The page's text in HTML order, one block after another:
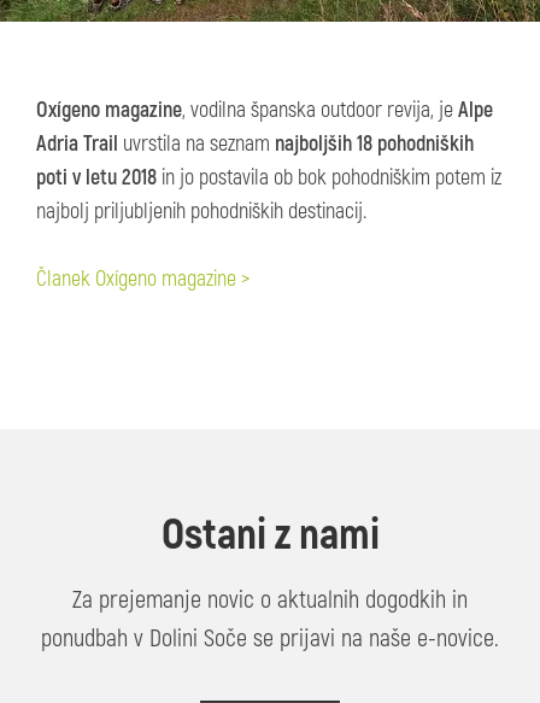
Oxígeno magazine, vodilna španska outdoor revija, jeAlpe
Adria Trail uvrstila na seznam najboljših 18 pohodniških
poti v letu 2018 in jo postavila ob bok pohodniškim potem iz
najbolj priljubljenih pohodniških destinacij.
Članek Oxígeno magazine >
Ostani z nami
Za prejemanje novic o aktualnih dogodkih in
ponudbah v Dolini Soče se prijavi na naše e-novice.